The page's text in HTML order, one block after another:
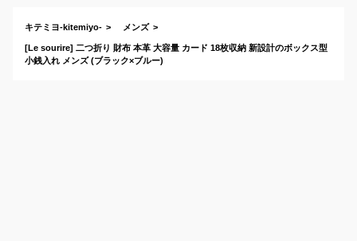
キテミヨ-kitemiyo- メンズ
[Le sourire] 二つ折り 財布 本革 大容量 カード 18枚収納 新設計のボックス型
小銭入れ メンズ (ブラック×ブルー)